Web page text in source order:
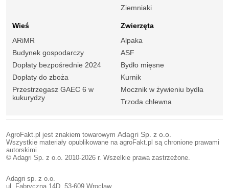
Ziemniaki
Wieś
ARiMR
Budynek gospodarczy
Dopłaty bezpośrednie 2024
Dopłaty do zboża
Przestrzegasz GAEC 6 w
kukurydzy
Zwierzęta
Alpaka
ASF
Bydło mięsne
Kurnik
Mocznik w żywieniu bydła
Trzoda chlewna
AgroFakt.pl jest znakiem towarowym Adagri Sp. z o.o.
Wszystkie materiały opublikowane na agroFakt.pl są chronione prawami
autorskimi
© Adagri Sp. z o.o. 2010-2026 r. Wszelkie prawa zastrzeżone.
Adagri sp. z o.o.
ul. Fabryczna 14D, 53-609 Wrocław